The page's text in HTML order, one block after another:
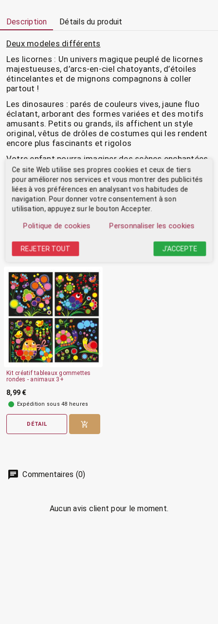
Description Détails du produit
Deux modeles différents
Les licornes : Un univers magique peuplé de licornes
majestueuses, d’arcs-en-ciel chatoyants, d’étoiles
étincelantes et de mignons compagnons à coller
partout !
Les dinosaures : parés de couleurs vives, jaune fluo
éclatant, arborant des formes variées et des motifs
amusants. Petits ou grands, ils affichent un style
original, vêtus de drôles de costumes qui les rendent
encore plus fascinants et rigolos
Votre enfant pourra imaginer des scènes enchantées
et personnaliser ses dessins à l’infini. Les gommettes
repositionnables se collent et se décollent à volonté
pour un amusement sans fin. Pratiques et faciles à
utiliser, elles disposent d’un dos en deux parties pour
un retrait simplifié du papier de protection.
Kit créatif tableaux gommettes
rondes - animaux 3+
8,99 €
Expédition sous 48 heures
DÉTAIL
Commentaires (0)
Aucun avis client pour le moment.
Ce site Web utilise ses propres cookies et ceux de tiers
pour améliorer nos services et vous montrer des publicités
liées à vos préférences en analysant vos habitudes de
navigation. Pour donner votre consentement à son
utilisation, appuyez sur le bouton Accepter.
Politique de cookies Personnaliser les cookies
REJETER TOUT J'ACCEPTE